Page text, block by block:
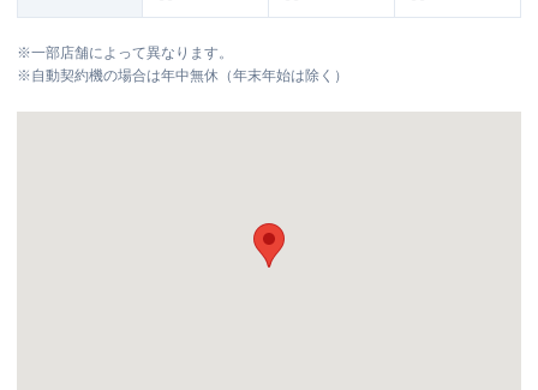
※一部店舗によって異なります。
※自動契約機の場合は年中無休（年末年始は除く）